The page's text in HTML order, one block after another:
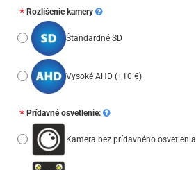
Rozlíšenie kamery
Štandardné SD
Vysoké AHD (+10 €)
Prídavné osvetlenie:
Kamera bez prídavného osvetlenia